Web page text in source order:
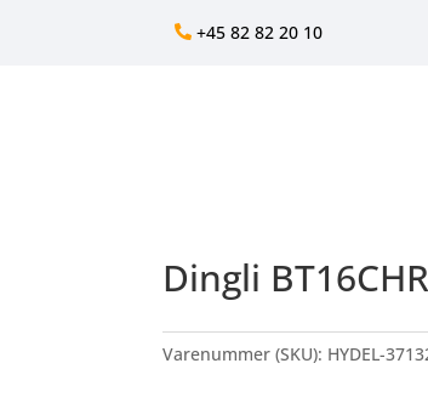
+45 82 82 20 10
Dingli
Varenummer (SKU): HYDEL-